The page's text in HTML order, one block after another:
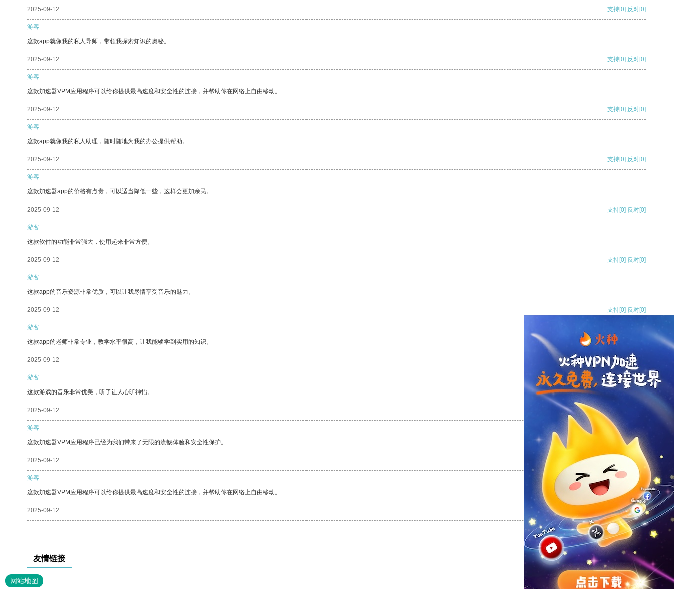
2025-09-12 支持[0] 反对[0]
游客
这款app就像我的私人导师，带领我探索知识的奥秘。
2025-09-12 支持[0] 反对[0]
游客
这款加速器VPM应用程序可以给你提供最高速度和安全性的连接，并帮助你在网络上自由移动。
2025-09-12 支持[0] 反对[0]
游客
这款app就像我的私人助理，随时随地为我的办公提供帮助。
2025-09-12 支持[0] 反对[0]
游客
这款加速器app的价格有点贵，可以适当降低一些，这样会更加亲民。
2025-09-12 支持[0] 反对[0]
游客
这款软件的功能非常强大，使用起来非常方便。
2025-09-12 支持[0] 反对[0]
游客
这款app的音乐资源非常优质，可以让我尽情享受音乐的魅力。
2025-09-12 支持[0] 反对[0]
游客
这款app的老师非常专业，教学水平很高，让我能够学到实用的知识。
2025-09-12 支持[0] 反对
游客
这款游戏的音乐非常优美，听了让人心旷神怡。
2025-09-12 支持
游客
这款加速器VPM应用程序已经为我们带来了无限的流畅体验和安全性保护。
2025-09-12 反对 [0]
游客
这款加速器VPM应用程序可以给你提供最高速度和安全性的连接，并帮助你在网络上自由移动。
2025-09-12 支持[0] 反对[0]
友情链接
网站地图